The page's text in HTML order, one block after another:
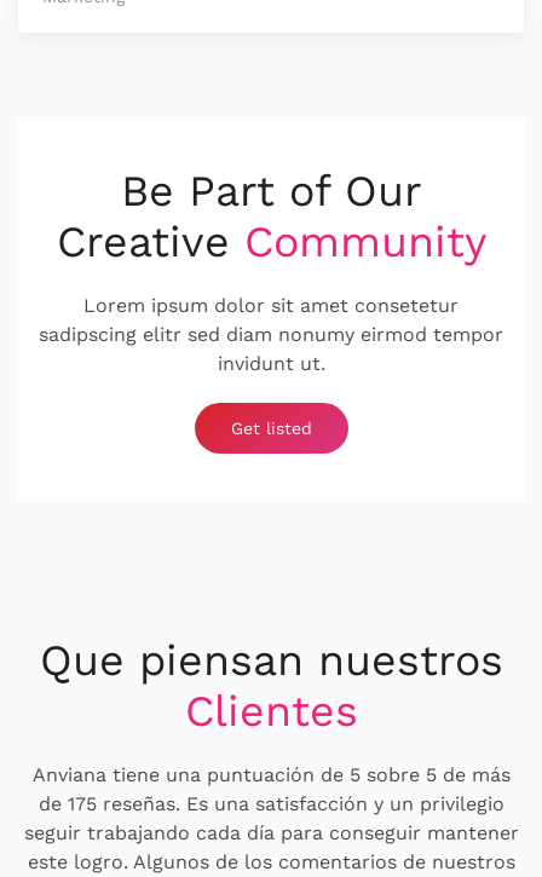
Be Part of Our
Creative Community
Lorem ipsum dolor sit amet consetetur
sadipscing elitr sed diam nonumy eirmod tempor
invidunt ut.
Get listed
Que piensan nuestros
Clientes
Anviana tiene una puntuación de 5 sobre 5 de más
de 175 reseñas. Es una satisfacción y un privilegio
seguir trabajando cada día para conseguir mantener
este logro. Algunos de los comentarios de nuestros